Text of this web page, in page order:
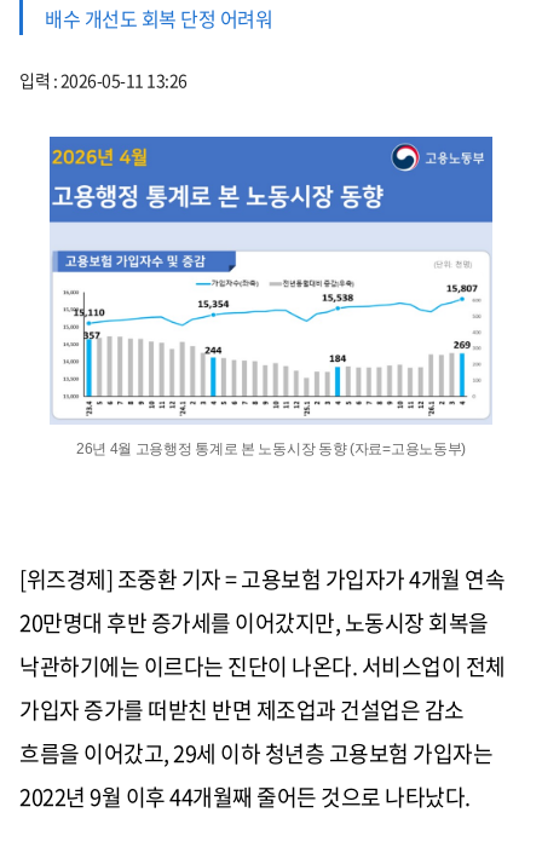
배수 개선도 회복 단정 어려워
입력 : 2026-05-11 13:26
26년 4월 고용행정 통계로 본 노동시장 동향 (자료=고용노동부)
[위즈경제] 조중환 기자 = 고용보험 가입자가 4개월 연속
20만명대 후반 증가세를 이어갔지만, 노동시장 회복을
낙관하기에는 이르다는 진단이 나온다. 서비스업이 전체
가입자 증가를 떠받친 반면 제조업과 건설업은 감소
흐름을 이어갔고, 29세 이하 청년층 고용보험 가입자는
2022년 9월 이후 44개월째 줄어든 것으로 나타났다.